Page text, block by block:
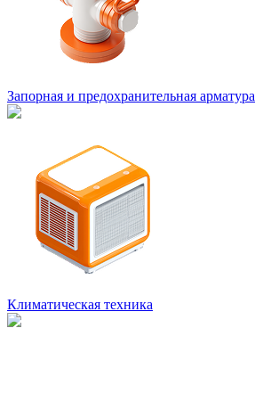
Запорная и предохранительная арматура
Климатическая техника